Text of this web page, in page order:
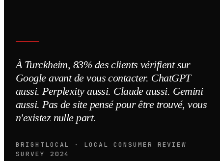
À Turckheim, 83% des clients vérifient sur
Google avant de vous contacter. ChatGPT
aussi. Perplexity aussi. Claude aussi. Gemini
aussi. Pas de site pensé pour être trouvé, vous
n'existez nulle part.
BRIGHTLOCAL · LOCAL CONSUMER REVIEW
SURVEY 2024